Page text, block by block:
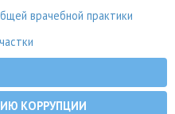
врачебной практики
КОРРУПЦИИ